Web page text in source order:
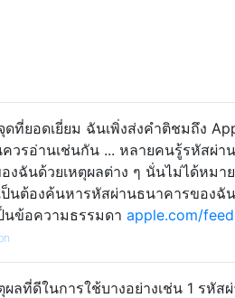
ดที่ยอดเยี่ยม ฉันเพิ่งส่งคำติชมถึง
วรอ่านเช่นกัน ... หลายคนรู้รหัสผ่า
งฉันด้วยเหตุผลต่าง ๆ นั่นไม่ได้หมา
ป็นต้องค้นหารหัสผ่านธนาคารของฉั
นข้อความธรรมดา apple.com/
ผลที่ดีในการใช้บางอย่างเช่น 1 รหัส